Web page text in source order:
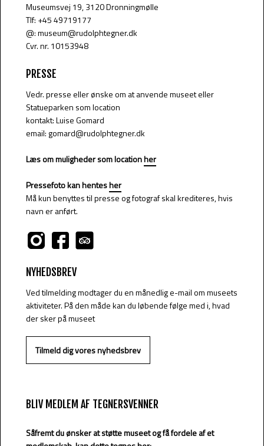
​Museumsvej​ 19, 3120 Dronningmølle
Tlf: +45 49719177
@: museum@rudolphtegner.dk
Cvr. nr. 10153948
PRESSE
Vedr. presse eller ønske om at anvende museet eller
Statueparken som location
kontakt: Luise Gomard
email: gomard@rudolphtegner.dk
Læs om muligheder som locationher
Pressefoto kan hentesher
Må kun benyttes til presse og fotograf skal krediteres, hvis
navn er anført.
NYHEDSBREV
Ved tilmelding modtager du en månedlig e-mail om museets
aktiviteter. På den måde kan du løbende følge med i, hvad
der sker på museet
Tilmeld dig vores nyhedsbrev​
BLIV MEDLEM AF TEGNERSVENNER
​Såfremt du ønsker at støtte museet og få fordele af et